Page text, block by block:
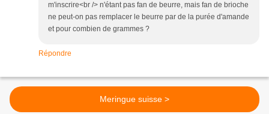
m'inscrire<br /> n'étant pas fan de beurre, mais fan de brioche
ne peut-on pas remplacer le beurre par de la purée d'amande
et pour combien de grammes ?
Répondre
Meringue suisse >